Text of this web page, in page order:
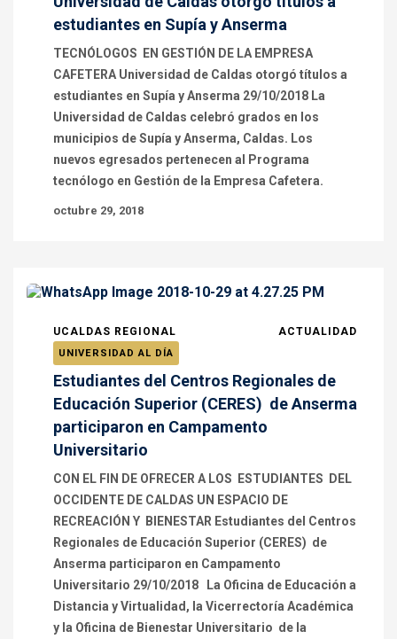
estudiantes en Supía y Anserma
TECNÓLOGOS EN GESTIÓN DE LA EMPRESA
CAFETERA Universidad de Caldas otorgó títulos a
estudiantes en Supía y Anserma 29/10/2018 La
Universidad de Caldas celebró grados en los
municipios de Supía y Anserma, Caldas. Los
nuevos egresados pertenecen al Programa
tecnólogo en Gestión de la Empresa Cafetera.
octubre 29, 2018
UCALDAS REGIONAL ACTUALIDAD
UNIVERSIDAD AL DÍA
Estudiantes del Centros Regionales de
Educación Superior (CERES) de Anserma
participaron en Campamento
Universitario
CON EL FIN DE OFRECER A LOS ESTUDIANTES DEL
OCCIDENTE DE CALDAS UN ESPACIO DE
RECREACIÓN Y BIENESTAR Estudiantes del Centros
Regionales de Educación Superior (CERES) de
Anserma participaron en Campamento
Universitario 29/10/2018 La Oficina de Educación a
Distancia y Virtualidad, la Vicerrectoría Académica
y la Oficina de Bienestar Universitario de la